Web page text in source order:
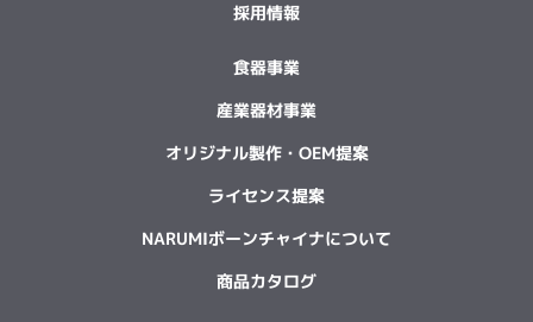
採用情報
食器事業
産業器材事業
オリジナル製作・OEM提案
ライセンス提案
NARUMIボーンチャイナについて
商品カタログ